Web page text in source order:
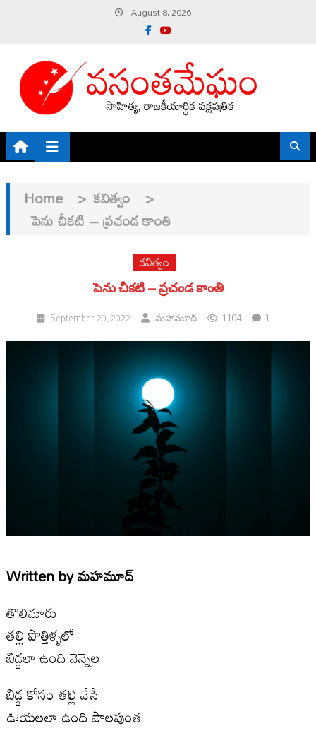
content
August 8, 2026
Home > కవిత్వం >
పెను చీకటి – ప్రచండ కాంతి
కవిత్వం
పెను చీకటి – ప్రచండ కాంతి
September 20, 2022 మహమూద్ 1104 1
Written byమహమూద్
తొలిచూరు
తల్లి పొత్తిళ్ళలో
బిడ్డలా ఉంది వెన్నెల
బిడ్డ కోసం తల్లి వేసే
ఊయలలా ఉంది పాలపుంత